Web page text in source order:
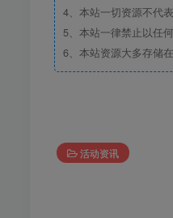
4、本站一切资源不代
5、本站一律禁止以任
6、本站资源大多存储
活动资讯